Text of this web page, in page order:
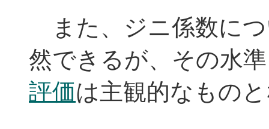
また、ジニ係数に
然できるが、その水
評価は主観的なもの